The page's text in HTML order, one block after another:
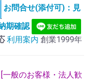
お問合せ(添付可)：見
期確認
利用案内 創業1999年
[一般のお客様・法人歓